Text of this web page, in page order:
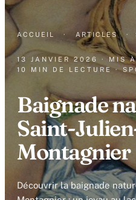
ACCUEIL · ARTICLES ·
13 JANVIER 2026 · MIS
10 MIN DE LECTURE
·
Baignade
Saint-
Montagnier
Découvrir la baignade